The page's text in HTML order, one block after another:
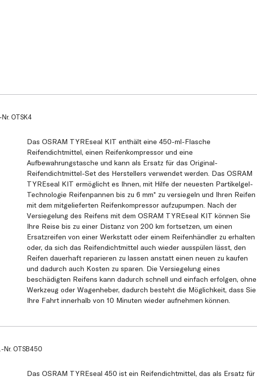
OTSK4
Das OSRAM TYREseal KIT enthält eine 450-ml-Flasche
Reifendichtmittel, einen Reifenkompressor und eine
Aufbewahrungstasche und kann als Ersatz für das Original-
Reifendichtmittel-Set des Herstellers verwendet werden. Das OSRAM
TYREseal KIT ermöglicht es Ihnen, mit Hilfe der neuesten Partikelgel-
Technologie Reifenpannen bis zu 6 mm* zu versiegeln und Ihren Reifen
mit dem mitgelieferten Reifenkompressor aufzupumpen. Nach der
Versiegelung des Reifens mit dem OSRAM TYREseal KIT können Sie
Ihre Reise bis zu einer Distanz von 200 km fortsetzen, um einen
Ersatzreifen von einer Werkstatt oder einem Reifenhändler zu erhalten
oder, da sich das Reifendichtmittel auch wieder ausspülen lässt, den
Reifen dauerhaft reparieren zu lassen anstatt einen neuen zu kaufen
und dadurch auch Kosten zu sparen. Die Versiegelung eines
beschädigten Reifens kann dadurch schnell und einfach erfolgen, ohne
Werkzeug oder Wagenheber, dadurch besteht die Möglichkeit, dass Sie
Ihre Fahrt innerhalb von 10 Minuten wieder aufnehmen können.
Nr. OTSB450
Das OSRAM TYREseal 450 ist ein Reifendichtmittel, das als Ersatz für